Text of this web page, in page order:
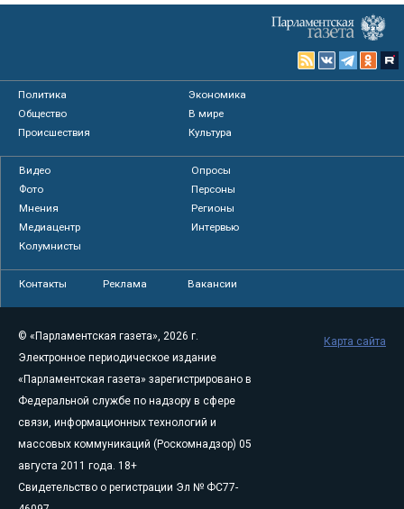
Политика
Экономика
Общество
В мире
Происшествия
Культура
Видео
Опросы
Фото
Персоны
Мнения
Регионы
Медиацентр
Интервью
Колумнисты
Контакты Реклама Вакансии
© «Парламентская газета», 2026 г.
Электронное периодическое издание
«Парламентская газета» зарегистрировано в
Федеральной службе по надзору в сфере
связи, информационных технологий и
массовых коммуникаций (Роскомнадзор) 05
августа 2011 года. 18+
Свидетельство о регистрации Эл № ФС77-
Карта сайта